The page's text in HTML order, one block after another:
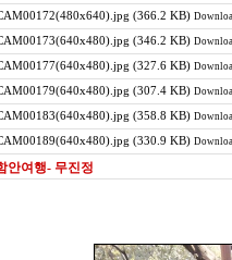
(366.2 KB)
(346.2 KB)
(327.6 KB)
(307.4 KB)
(358.8 KB)
(330.9 KB)
안여행- 무진정